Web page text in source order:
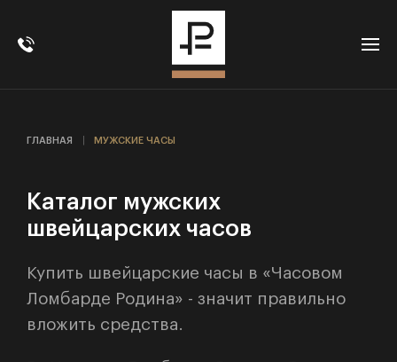
ГЛАВНАЯ МУЖСКИЕ ЧАСЫ
Каталог мужских
швейцарских часов
Купить швейцарские часы в «Часовом
Ломбарде Родина» - значит правильно
вложить средства.